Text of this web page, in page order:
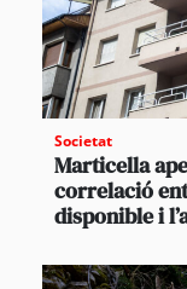
Societat
Marticella
correlació
disponible i